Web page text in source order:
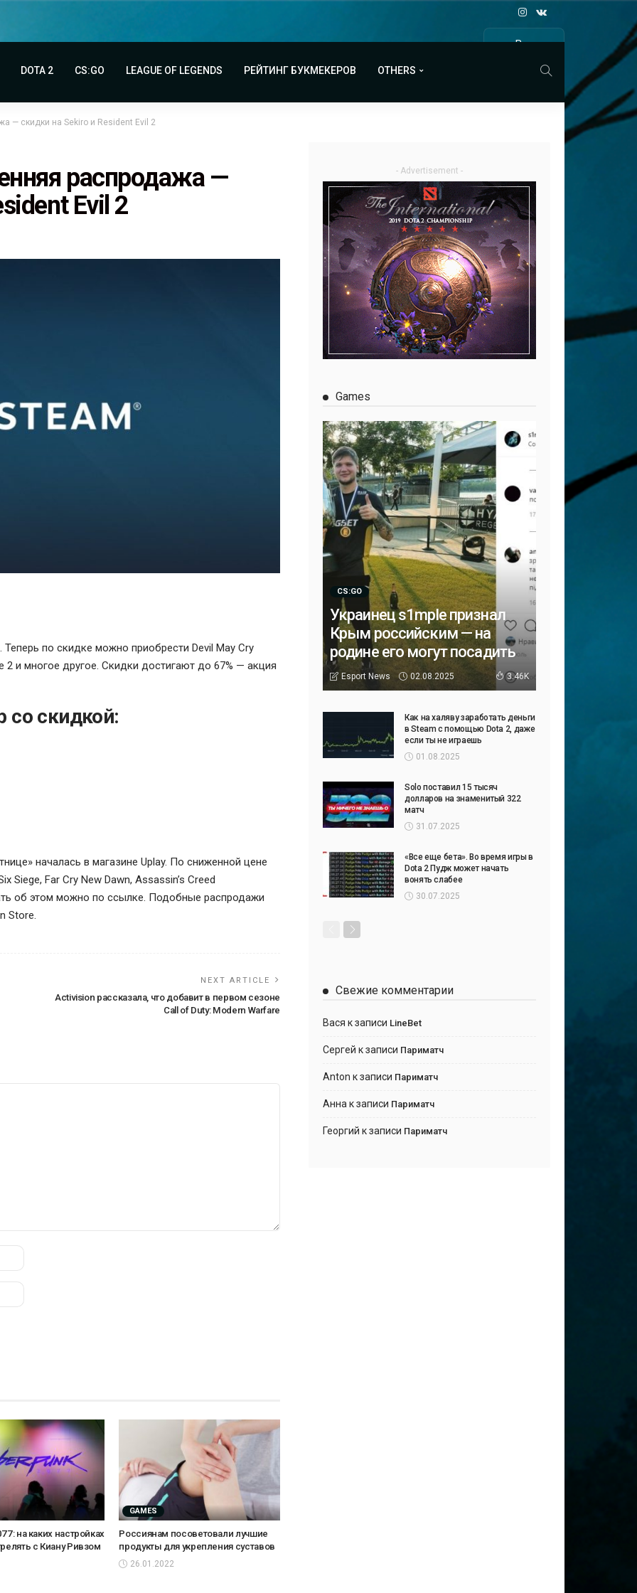
Все
DOTA 2 CS:GO LEAGUE OF LEGENDS РЕЙТИНГ БУКМЕКЕРОВ OTHERS
— скидки на Sekiro и Resident Evil 2
распродажа —
Evil 2
по скидке можно приобрести Devil May Cry
2 и многое другое. Скидки достигают до 67% — акция
со скидкой:
началась в магазине Uplay. По сниженной цене
Far Cry New Dawn, Assassin’s Creed
об этом можно по ссылке. Подобные распродажи
Store.
NEXT ARTICLE
Activision рассказала, что добавит в первом сезоне
Call of Duty: Modern Warfare
на каких настройках
с Киану Ривзом
GAMES
Россиянам посоветовали лучшие
продукты для укрепления суставов
26.01.2022
- Advertisement -
Games
CS:GO
Украинец s1mple признал
Крым российским — на
родине его могут посадить
Esport News 02.08.2025 3.46K
Как на халяву заработать деньги
в Steam с помощью Dota 2, даже
если ты не играешь
01.08.2025
Solo поставил 15 тысяч
долларов на знаменитый 322
матч
31.07.2025
«Все еще бета». Во время игры в
Dota 2 Пудж может начать
вонять слабее
30.07.2025
Свежие комментарии
Вася к записи LineBet
Сергей к записи Париматч
Anton к записи Париматч
Анна к записи Париматч
Георгий к записи Париматч